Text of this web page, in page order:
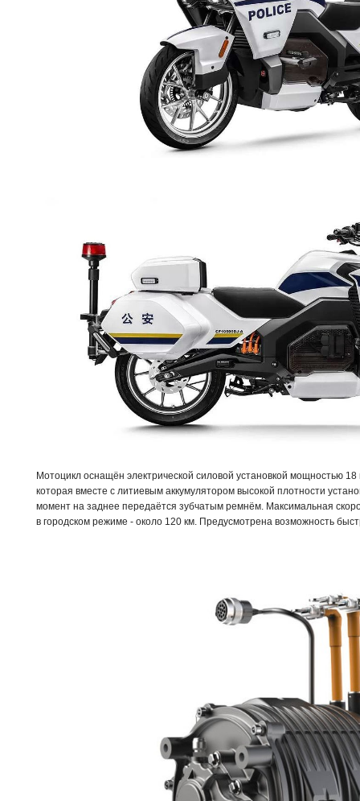
Мотоцикл оснащён электрической силовой установкой мощностью
которая вместе с литиевым аккумулятором высокой плотности
момент на заднее передаётся зубчатым ремнём. Максимальная
в городском режиме - около 120 км. Предусмотрена возможность